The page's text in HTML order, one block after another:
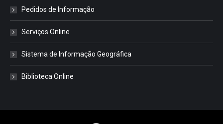
Pedidos de Informação
Serviços Online
Sistema de Informação Geográfica
Biblioteca Online